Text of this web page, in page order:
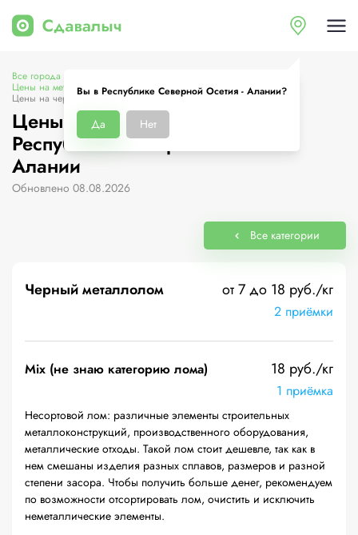
Вы в Республике Северной Осетия - Алании?
Да Нет
Все города
Цены на металлолом в Республике Северной Осетия - Алании
Цены на черный металлолом
Цены на черный металлолом в
Республике Северной Осетия -
Алании
Обновлено 08.08.2026
Все категории
Черный металлолом от 7 до 18 руб./кг
2 приёмки
Mix (не знаю категорию лома) 18 руб./кг
1 приёмка
Несортовой лом: различные элементы строительных
металлоконструкций, производственного оборудования,
металлические отходы. Такой лом стоит дешевле, так как в
нем смешаны изделия разных сплавов, размеров и разной
степени засора. Чтобы получить больше денег, рекомендуем
по возможности отсортировать лом, очистить и исключить
неметаллические элементы.